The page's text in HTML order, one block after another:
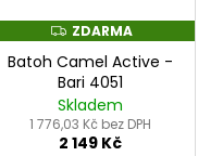
Z
D
A
M
A
ZDARMA
Batoh Camel Active -
Bari 4051
Skladem
1 776,03 Kč bez DPH
2 149 Kč